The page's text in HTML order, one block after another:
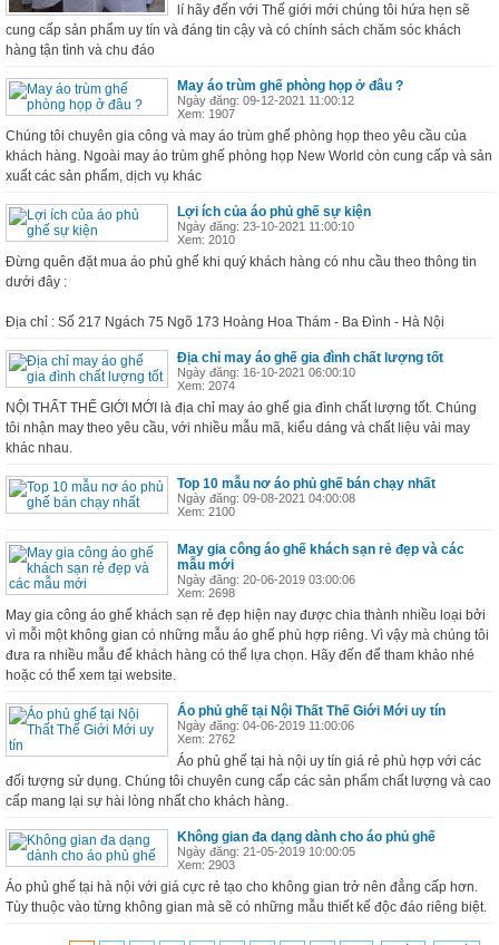
lí hãy đến với Thế giới mới chúng tôi hứa hẹn sẽ
cung cấp sản phẩm uy tín và đáng tin cậy và có chính sách chăm sóc khách
hàng tận tình và chu đáo
May áo trùm ghế phòng họp ở đâu ?
Ngày đăng: 09-12-2021 11:00:12
Xem: 1907
Chúng tôi chuyên gia công và may áo trùm ghế phòng họp theo yêu cầu của
khách hàng. Ngoài may áo trùm ghế phòng họp New World còn cung cấp và sản
xuất các sản phẩm, dịch vụ khác
Lợi ích của áo phủ ghế sự kiện
Ngày đăng: 23-10-2021 11:00:10
Xem: 2010
Đừng quên đặt mua áo phủ ghế khi quý khách hàng có nhu cầu theo thông tin
dưới đây :
Địa chỉ : Số 217 Ngách 75 Ngõ 173 Hoàng Hoa Thám - Ba Đình - Hà Nội
Địa chỉ may áo ghế gia đình chất lượng tốt
Ngày đăng: 16-10-2021 06:00:10
Xem: 2074
NỘI THẤT THẾ GIỚI MỚI là địa chỉ may áo ghế gia đình chất lượng tốt. Chúng
tôi nhận may theo yêu cầu, với nhiều mẫu mã, kiểu dáng và chất liệu vải may
khác nhau.
Top 10 mẫu nơ áo phủ ghế bán chạy nhất
Ngày đăng: 09-08-2021 04:00:08
Xem: 2100
May gia công áo ghế khách sạn rẻ đẹp và các
mẫu mới
Ngày đăng: 20-06-2019 03:00:06
Xem: 2698
May gia công áo ghế khách sạn rẻ đẹp hiện nay được chia thành nhiều loại bởi
vì mỗi một không gian có những mẫu áo ghế phù hợp riêng. Vì vậy mà chúng tôi
đưa ra nhiều mẫu để khách hàng có thể lựa chọn. Hãy đến để tham khảo nhé
hoặc có thể xem tại website.
Áo phủ ghế tại Nội Thất Thế Giới Mới uy tín
Ngày đăng: 04-06-2019 11:00:06
Xem: 2762
Áo phủ ghế tại hà nội uy tín giá rẻ phù hợp với các
đối tượng sử dụng. Chúng tôi chuyên cung cấp các sản phẩm chất lượng và cao
cấp mang lại sự hài lòng nhất cho khách hàng.
Không gian đa dạng dành cho áo phủ ghế
Ngày đăng: 21-05-2019 10:00:05
Xem: 2903
Áo phủ ghế tại hà nội với giá cực rẻ tạo cho không gian trở nên đẳng cấp hơn.
Tùy thuộc vào từng không gian mà sẽ có những mẫu thiết kế độc đáo riêng biệt.